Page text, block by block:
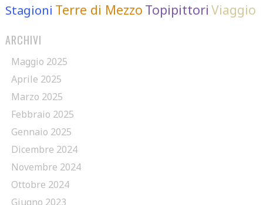
Stagioni Terre di Mezzo Topipittori Viaggio
ARCHIVI
Maggio 2025
Aprile 2025
Marzo 2025
Febbraio 2025
Gennaio 2025
Dicembre 2024
Novembre 2024
Ottobre 2024
Giugno 2023